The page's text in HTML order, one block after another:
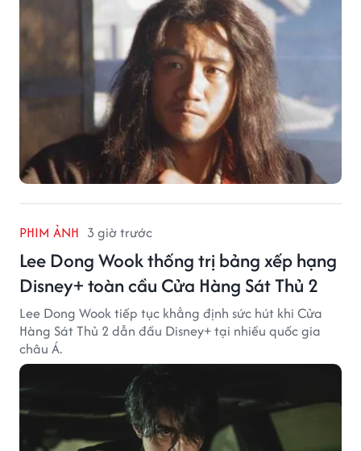
PHIM ẢNH 3 giờ trước
Lee Dong Wook thống trị bảng xếp hạng
Disney+ toàn cầu Cửa Hàng Sát Thủ 2
Lee Dong Wook tiếp tục khẳng định sức hút khi Cửa
Hàng Sát Thủ 2 dẫn đầu Disney+ tại nhiều quốc gia
châu Á.